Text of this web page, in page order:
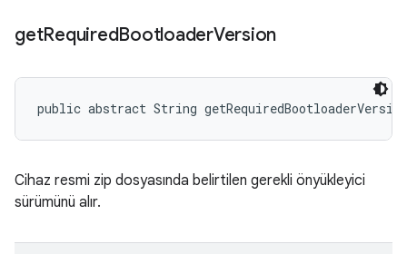
getRequiredBootloaderVersion
public abstract String
Cihaz resmi zip dosyasında belirtilen gerekli önyükleyici
sürümünü alır.